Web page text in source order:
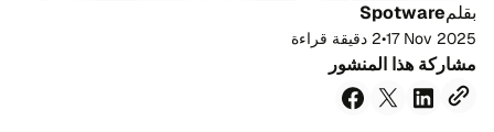
بقلمSpotware
17 Nov 2025
•2 دقيقة قراءة
مشاركة هذا المنشور